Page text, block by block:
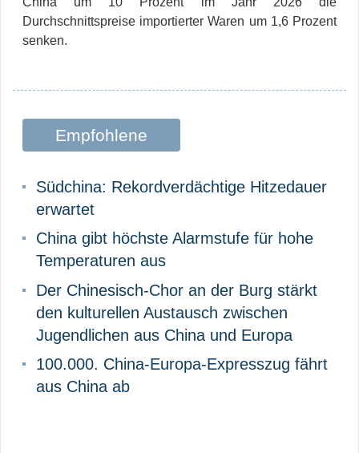
Durchschnittspreise importierter Waren um 1,6 Prozent
senken.
Empfohlene
Südchina: Rekordverdächtige Hitzedauer
erwartet
China gibt höchste Alarmstufe für hohe
Temperaturen aus
Der Chinesisch-Chor an der Burg stärkt
den kulturellen Austausch zwischen
Jugendlichen aus China und Europa
100.000. China-Europa-Expresszug fährt
aus China ab